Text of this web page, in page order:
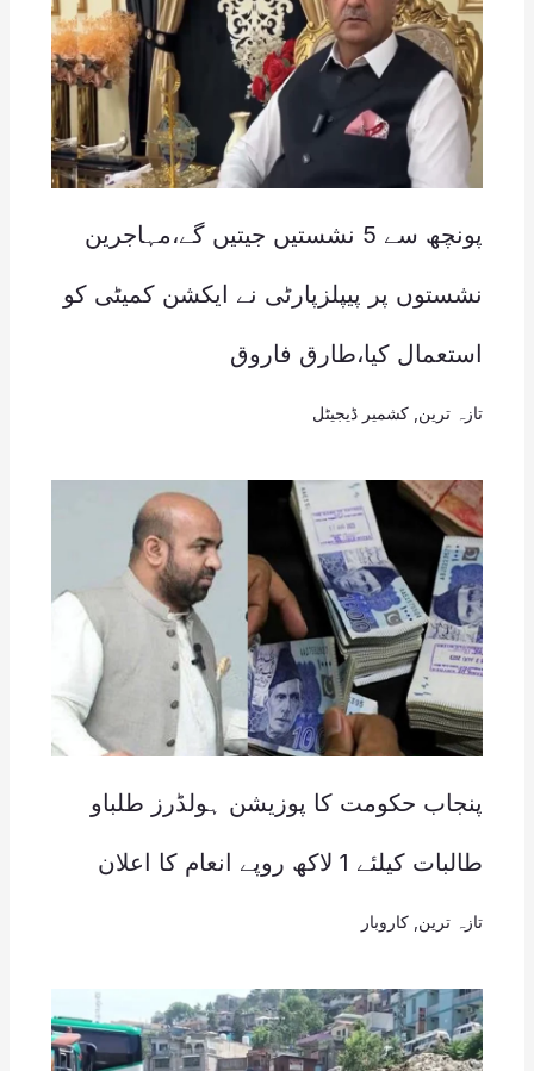
پونچھ سے 5 نشستیں جیتیں گے،مہاجرین
نشستوں پر پیپلزپارٹی نے ایکشن کمیٹی کو
استعمال کیا،طارق فاروق
تازہ ترین کشمیر ڈیجیٹل
پنجاب حکومت کا پوزیشن ہولڈرز طلباو
طالبات کیلئے 1 لاکھ روپے انعام کا اعلان
تازہ ترین کاروبار